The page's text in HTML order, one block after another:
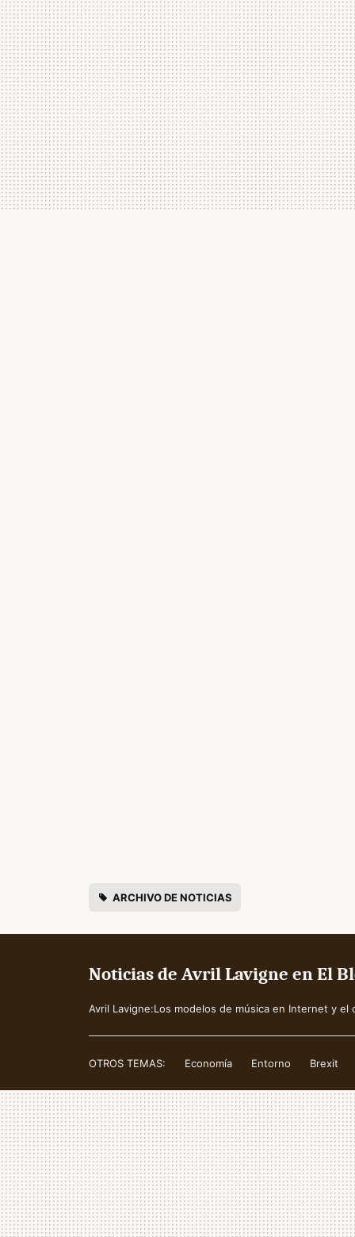
ARCHIVO DE NOTICIAS
Noticias de Avril Lavigne en El
Avril Lavigne:Los modelos de música en Internet y el
OTROS TEMAS: Economía Entorno Brexit